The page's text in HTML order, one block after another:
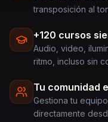
transposición al
+120 cursos
Audio, video,
ritmo, incluso sin
Tu comunidad
Gestiona tu
directamente